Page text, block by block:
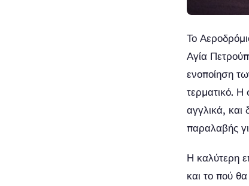
Το
Αγία
ενοποίηση
τερματικό. Η
αγγλικά, και
παραλαβής
Η καλύτερη
και το πού